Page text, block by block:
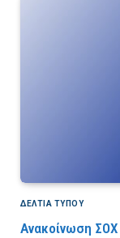
ΔΕΛΤΙΑ ΤΥΠΟΥ
Ανακοίνωση